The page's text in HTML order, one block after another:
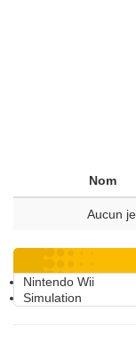
Nom
Aucun
Nintendo Wii
Simulation